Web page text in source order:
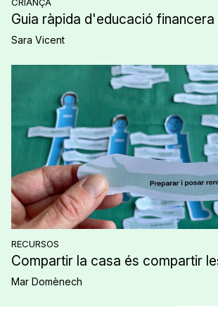
Guia ràpida d'educació
Sara Vicent
RECURSOS
Compartir la casa és compartir
Mar Domènech